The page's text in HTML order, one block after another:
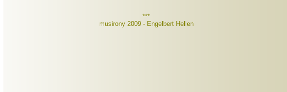
***
musirony 2009 - Engelbert Hellen